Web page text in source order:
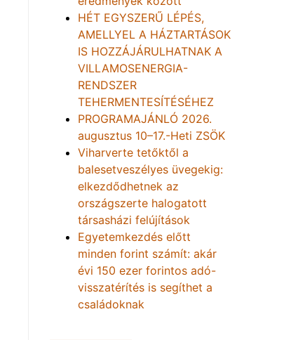
HÉT EGYSZERŰ LÉPÉS,
AMELLYEL A HÁZTARTÁSOK
IS HOZZÁJÁRULHATNAK A
VILLAMOSENERGIA-
RENDSZER
TEHERMENTESÍTÉSÉHEZ
PROGRAMAJÁNLÓ 2026.
augusztus 10–17.-Heti ZSÖK
Viharverte tetőktől a
balesetveszélyes üvegekig:
elkezdődhetnek az
országszerte halogatott
társasházi felújítások
Egyetemkezdés előtt
minden forint számít: akár
évi 150 ezer forintos adó-
visszatérítés is segíthet a
családoknak